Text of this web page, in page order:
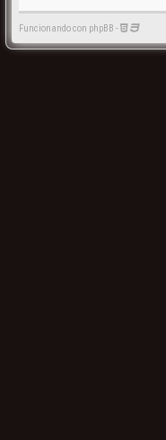
Funcionando con phpBB -